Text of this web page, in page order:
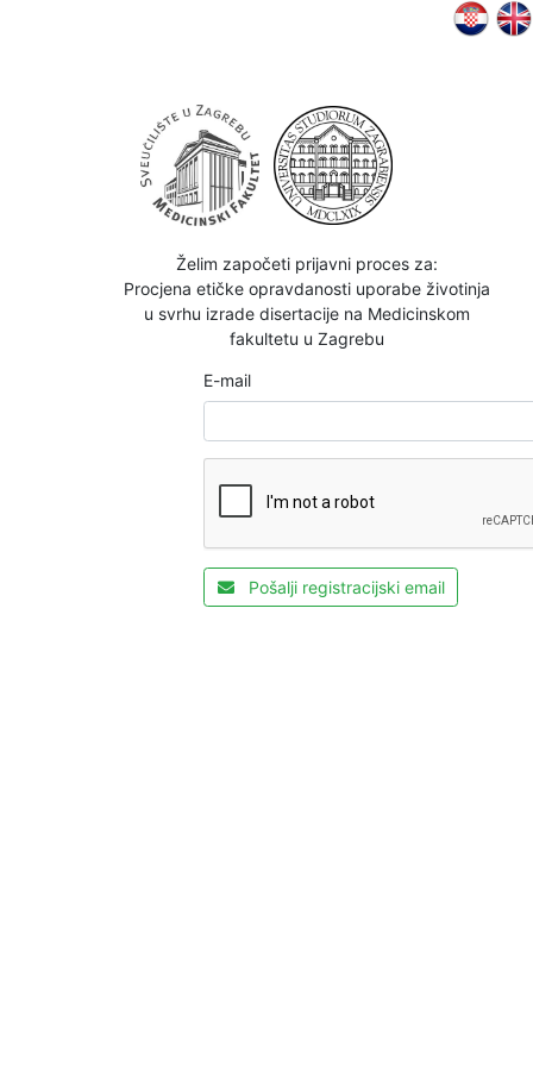
Želim započeti prijavni proces za:
Procjena etičke opravdanosti uporabe životinja
u svrhu izrade disertacije na Medicinskom
fakultetu u Zagrebu
E-mail
Pošalji registracijski email